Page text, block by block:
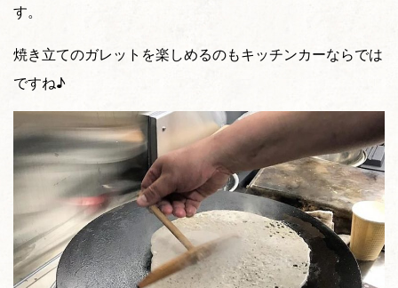
す。
焼き立てのガレットを楽しめるのもキッチンカーならでは
ですね♪